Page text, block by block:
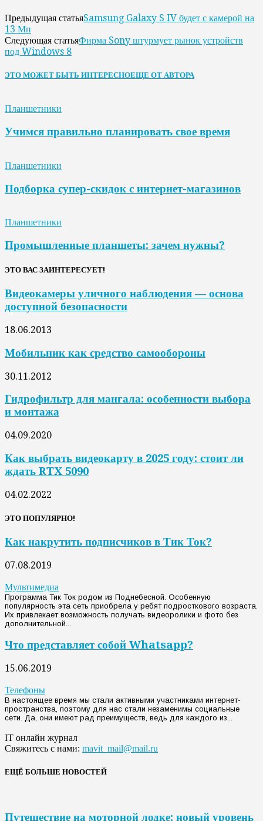
Предыдущая статьяSamsung Galaxy S IV будет с камерой на
13 Мп
Следующая статьяФирма Sony штурмует рынок устройств
под Windows 8
ЭТО МОЖЕТ БЫТЬ ИНТЕРЕСНОЕЩЕ ОТ АВТОРА
Планшетники
Учимся правильно планировать свое время
Планшетники
Подборка супер-скидок с интернет-магазинов
Планшетники
Промышленные планшеты: зачем нужны?
ЭТО ВАС ЗАИНТЕРЕСУЕТ!
Видеокамеры уличного наблюдения — основа
доступной безопасности
18.06.2013
Мобильник как средство самообороны
30.11.2012
Гидрофильтр для мангала: особенности выбора
и монтажа
04.09.2020
Как выбрать видеокарту в 2025 году: стоит ли
ждать RTX 5090
04.02.2022
ЭТО ПОПУЛЯРНО!
Как накрутить подписчиков в Тик Ток?
07.08.2019
Мультимедиа
Программа Тик Ток родом из Поднебесной. Особенную
популярность эта сеть приобрела у ребят подросткового возраста.
Их привлекает возможность получать видеоролики и фото без
дополнительной...
Что представляет собой Whatsapp?
15.06.2019
Телефоны
В настоящее время мы стали активными участниками интернет-
пространства, поэтому для нас стали незаменимы социальные
сети. Да, они имеют рад преимуществ, ведь для каждого из...
IT онлайн журнал
Свяжитесь с нами: mavit_mail@mail.ru
ЕЩЁ БОЛЬШЕ НОВОСТЕЙ
Путешествие на моторной лодке: новый уровень